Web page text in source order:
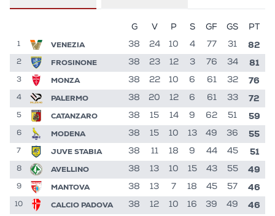
G V P S GF GS PT
1 VENEZIA 38 24 10 4 77 31 82
2 FROSINONE 38 23 12 3 76 34 81
3 MONZA 38 22 10 6 61 32 76
4 PALERMO 38 20 12 6 61 33 72
5 CATANZARO 38 15 14 9 62 51 59
6 MODENA 38 15 10 13 49 36 55
7 JUVE STABIA 38 11 18 9 44 45 51
8 AVELLINO 38 13 10 15 43 55 49
9 MANTOVA 38 13 7 18 45 57 46
10 CALCIO PADOVA 38 12 10 16 39 49 46